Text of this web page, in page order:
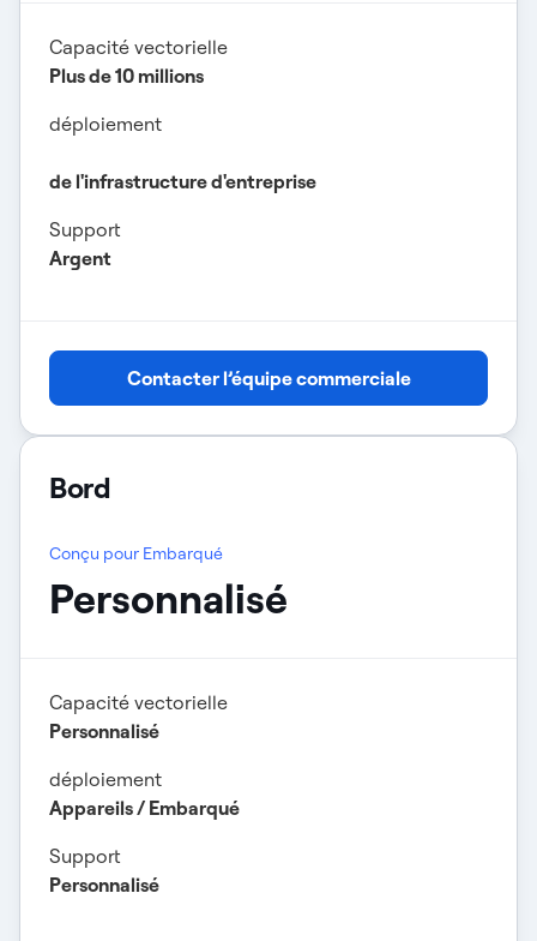
Capacité vectorielle
Plus de 10 millions
déploiement
de l'infrastructure d'entreprise
Support
Argent
Contacter l’équipe commerciale
Bord
Conçu pour Embarqué
Personnalisé
Capacité vectorielle
Personnalisé
déploiement
Appareils / Embarqué
Support
Personnalisé